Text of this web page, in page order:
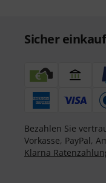
Sicher
Bezahlen Sie
Vorkasse, PayPal,
Klarna